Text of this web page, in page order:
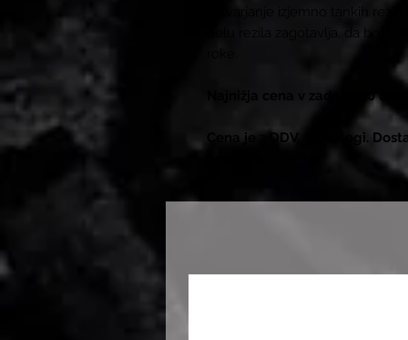
ustvarjanje izjemno tankih
delu rezila zagotavlja, da bo
Najnižja cena v zadnjih 30 dneh.
Cena je z DDV. Na zalogi.